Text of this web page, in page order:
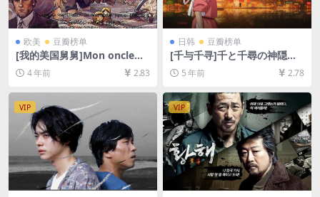
欧美 豆瓣榜单
[我的美国舅舅]Mon oncle
d’Amérique (1980)[百度网盘
+迅雷云盘资源1080P超清未
4 年前 2.83
日韩 豆瓣榜单
[千与千寻]千と千尋の神隠し
(2001)[百度网盘+迅雷云盘资
源1080P超清未删减][MP4/8.
5 年前 2.78
VIP VIP